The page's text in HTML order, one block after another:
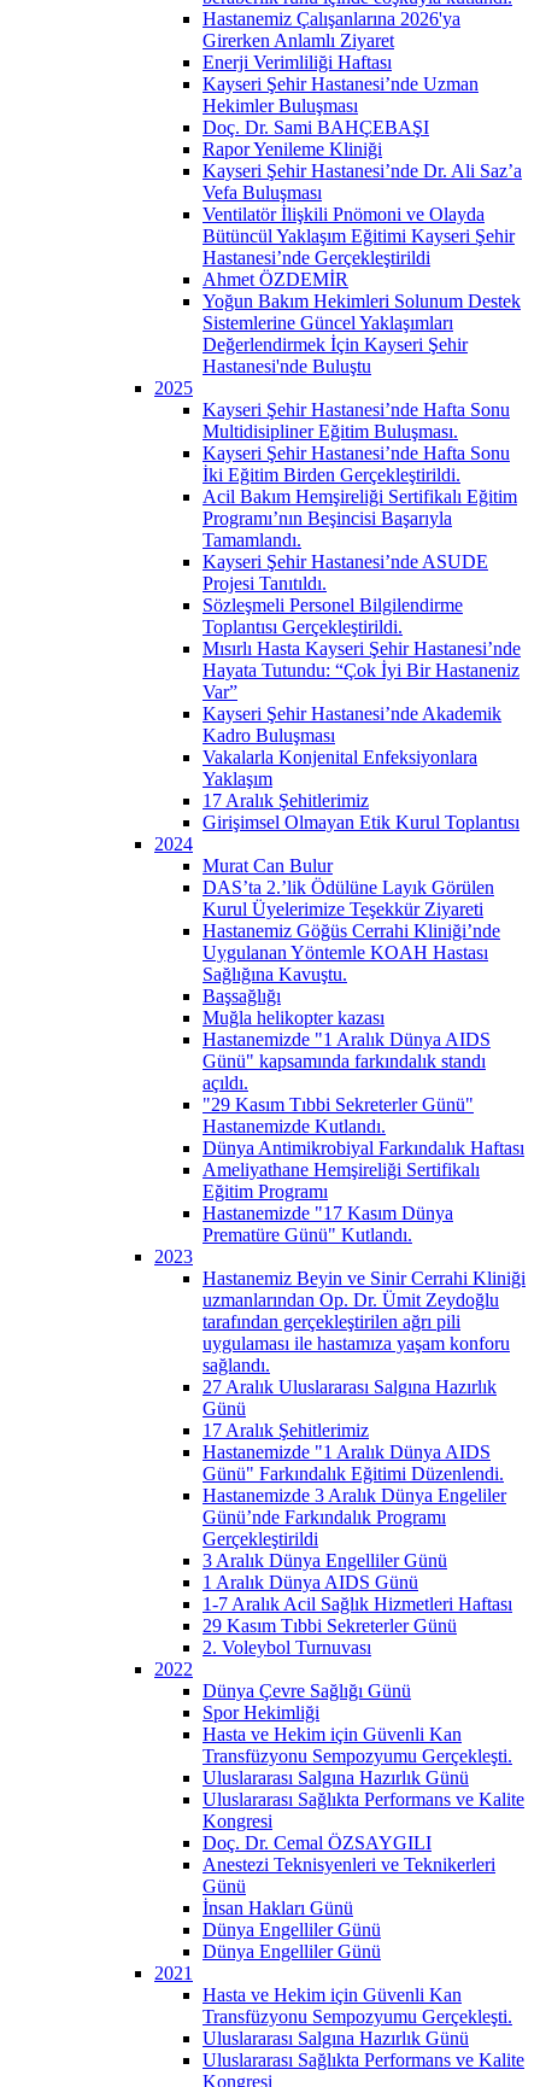
Hastanemiz Çalışanlarına 2026'ya
Girerken Anlamlı Ziyaret
Enerji Verimliliği Haftası
Kayseri Şehir Hastanesi’nde Uzman
Hekimler Buluşması
Doç. Dr. Sami BAHÇEBAŞI
Rapor Yenileme Kliniği
Kayseri Şehir Hastanesi’nde Dr. Ali Saz’a
Vefa Buluşması
Ventilatör İlişkili Pnömoni ve Olayda
Bütüncül Yaklaşım Eğitimi Kayseri Şehir
Hastanesi’nde Gerçekleştirildi
Ahmet ÖZDEMİR
Yoğun Bakım Hekimleri Solunum Destek
Sistemlerine Güncel Yaklaşımları
Değerlendirmek İçin Kayseri Şehir
Hastanesi'nde Buluştu
2025
Kayseri Şehir Hastanesi’nde Hafta Sonu
Multidisipliner Eğitim Buluşması.
Kayseri Şehir Hastanesi’nde Hafta Sonu
İki Eğitim Birden Gerçekleştirildi.
Acil Bakım Hemşireliği Sertifikalı Eğitim
Programı’nın Beşincisi Başarıyla
Tamamlandı.
Kayseri Şehir Hastanesi’nde ASUDE
Projesi Tanıtıldı.
Sözleşmeli Personel Bilgilendirme
Toplantısı Gerçekleştirildi.
Mısırlı Hasta Kayseri Şehir Hastanesi’nde
Hayata Tutundu: “Çok İyi Bir Hastaneniz
Var”
Kayseri Şehir Hastanesi’nde Akademik
Kadro Buluşması
Vakalarla Konjenital Enfeksiyonlara
Yaklaşım
17 Aralık Şehitlerimiz
Girişimsel Olmayan Etik Kurul Toplantısı
2024
Murat Can Bulur
DAS’ta 2.’lik Ödülüne Layık Görülen
Kurul Üyelerimize Teşekkür Ziyareti
Hastanemiz Göğüs Cerrahi Kliniği’nde
Uygulanan Yöntemle KOAH Hastası
Sağlığına Kavuştu.
Başsağlığı
Muğla helikopter kazası
Hastanemizde "1 Aralık Dünya AIDS
Günü" kapsamında farkındalık standı
açıldı.
"29 Kasım Tıbbi Sekreterler Günü"
Hastanemizde Kutlandı.
Dünya Antimikrobiyal Farkındalık Haftası
Ameliyathane Hemşireliği Sertifikalı
Eğitim Programı
Hastanemizde "17 Kasım Dünya
Prematüre Günü" Kutlandı.
2023
Hastanemiz Beyin ve Sinir Cerrahi Kliniği
uzmanlarından Op. Dr. Ümit Zeydoğlu
tarafından gerçekleştirilen ağrı pili
uygulaması ile hastamıza yaşam konforu
sağlandı.
27 Aralık Uluslararası Salgına Hazırlık
Günü
17 Aralık Şehitlerimiz
Hastanemizde "1 Aralık Dünya AIDS
Günü" Farkındalık Eğitimi Düzenlendi.
Hastanemizde 3 Aralık Dünya Engeliler
Günü’nde Farkındalık Programı
Gerçekleştirildi
3 Aralık Dünya Engelliler Günü
1 Aralık Dünya AIDS Günü
1-7 Aralık Acil Sağlık Hizmetleri Haftası
29 Kasım Tıbbi Sekreterler Günü
2. Voleybol Turnuvası
2022
Dünya Çevre Sağlığı Günü
Spor Hekimliği
Hasta ve Hekim için Güvenli Kan
Transfüzyonu Sempozyumu Gerçekleşti.
Uluslararası Salgına Hazırlık Günü
Uluslararası Sağlıkta Performans ve Kalite
Kongresi
Doç. Dr. Cemal ÖZSAYGILI
Anestezi Teknisyenleri ve Teknikerleri
Günü
İnsan Hakları Günü
Dünya Engelliler Günü
Dünya Engelliler Günü
2021
Hasta ve Hekim için Güvenli Kan
Transfüzyonu Sempozyumu Gerçekleşti.
Uluslararası Salgına Hazırlık Günü
Uluslararası Sağlıkta Performans ve Kalite
Kongresi